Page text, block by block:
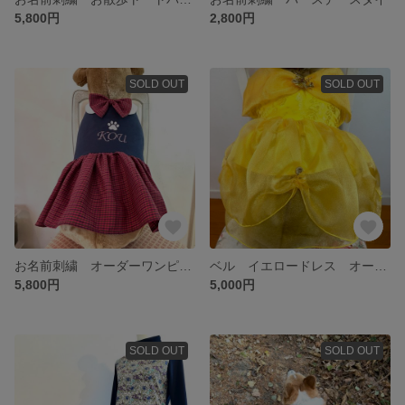
5,800円
2,800円
SOLD OUT
5,800円
SOLD OUT
5,000円
SOLD OUT SOLD OUT